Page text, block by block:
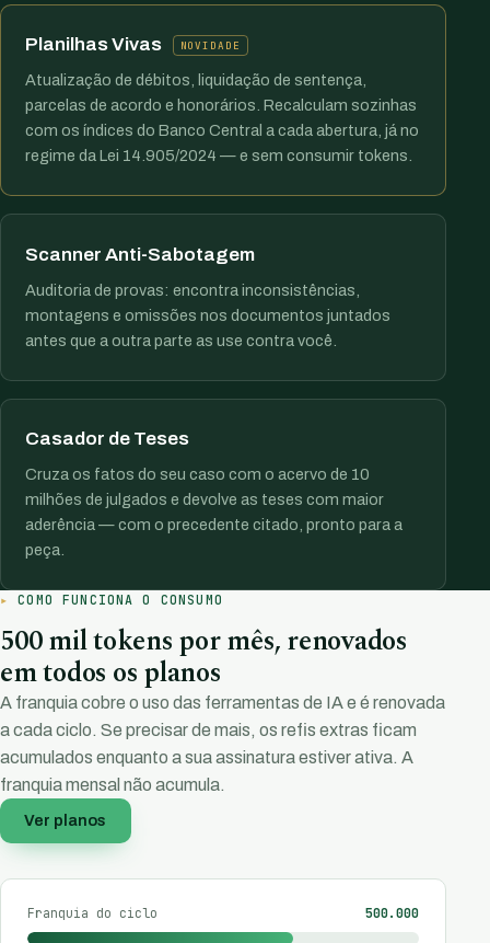
Planilhas Vivas NOVIDADE
Atualização de débitos, liquidação de sentença,
parcelas de acordo e honorários. Recalculam sozinhas
com os índices do Banco Central a cada abertura, já no
regime da Lei 14.905/2024 — e sem consumir tokens.
Scanner Anti-Sabotagem
Auditoria de provas: encontra inconsistências,
montagens e omissões nos documentos juntados
antes que a outra parte as use contra você.
Casador de Teses
Cruza os fatos do seu caso com o acervo de 10
milhões de julgados e devolve as teses com maior
aderência — com o precedente citado, pronto para a
peça.
COMO FUNCIONA O CONSUMO
500 mil tokens por mês, renovados
em todos os planos
A franquia cobre o uso das ferramentas de IA e é renovada
a cada ciclo. Se precisar de mais, os refis extras ficam
acumulados enquanto a sua assinatura estiver ativa. A
franquia mensal não acumula.
Ver planos
Franquia do ciclo 500.000